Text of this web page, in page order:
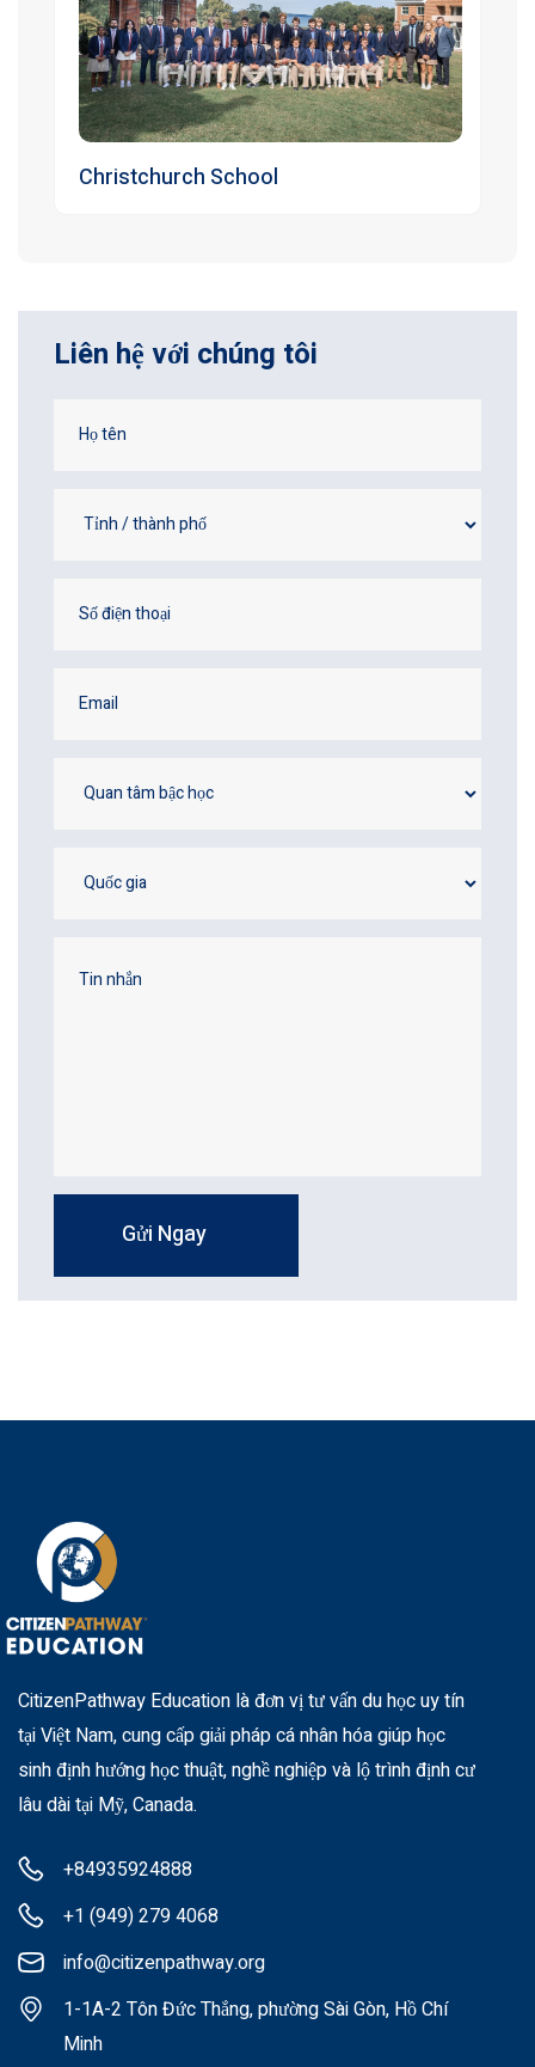
Christchurch School
Liên hệ với chúng tôi
Gửi Ngay
CitizenPathway Education là đơn vị tư vấn du học uy tín
tại Việt Nam, cung cấp giải pháp cá nhân hóa giúp học
sinh định hướng học thuật, nghề nghiệp và lộ trình định cư
lâu dài tại Mỹ, Canada.
+84935924888
+1 (949) 279 4068
info@citizenpathway.org
1-1A-2 Tôn Đức Thắng, phường Sài Gòn, Hồ Chí
Minh